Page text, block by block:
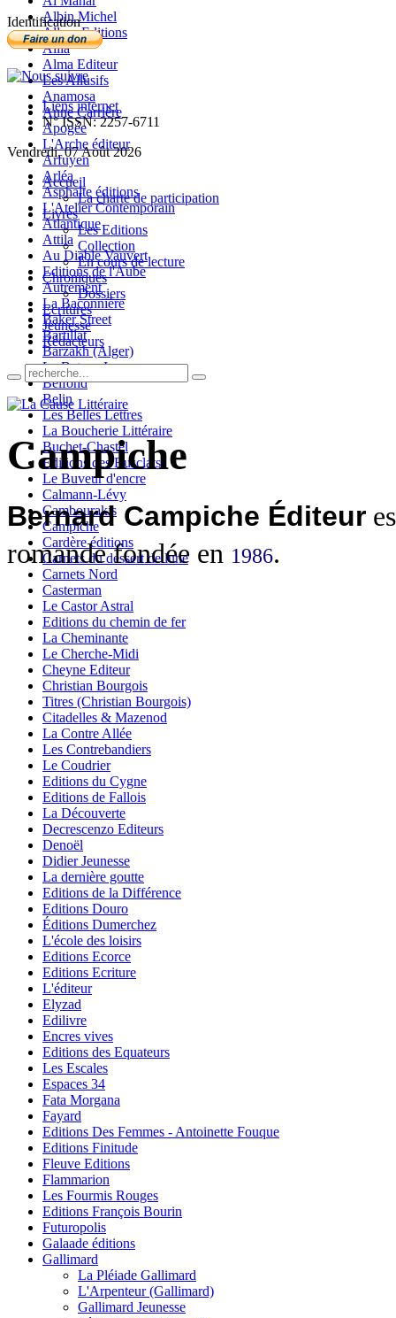
Albin Michel
Allary Editions
Allia
Alma Editeur
Les Allusifs
Anamosa
Anne Carrière
Apogée
L'Arche éditeur
Arfuyen
Arléa
Asphalte éditions
L'Atelier Contemporain
Atlantique
Attila
Au Diable Vauvert
Editions de l'Aube
Autrement
La Baconnière
Baker Street
Bartillat
Barzakh (Alger)
Le Bateau Ivre
Belfond
Belin
Les Belles Lettres
La Boucherie Littéraire
Buchet-Chastel
Editions des Busclats
Le Buveur d'encre
Calmann-Lévy
Cambourakis
Campiche
Cardère éditions
Carnets du dessert de lune
Carnets Nord
Casterman
Le Castor Astral
Editions du chemin de fer
La Cheminante
Le Cherche-Midi
Cheyne Editeur
Christian Bourgois
Titres (Christian Bourgois)
Citadelles & Mazenod
La Contre Allée
Les Contrebandiers
Le Coudrier
Editions du Cygne
Editions de Fallois
La Découverte
Decrescenzo Editeurs
Denoël
Didier Jeunesse
La dernière goutte
Editions de la Différence
Editions Douro
Éditions Dumerchez
L'école des loisirs
Editions Ecorce
Editions Ecriture
L'éditeur
Elyzad
Edilivre
Encres vives
Editions des Equateurs
Les Escales
Espaces 34
Fata Morgana
Fayard
Editions Des Femmes - Antoinette Fouque
Editions Finitude
Fleuve Editions
Flammarion
Les Fourmis Rouges
Editions François Bourin
Futuropolis
Galaade éditions
Gallimard
La Pléiade Gallimard
L'Arpenteur (Gallimard)
Gallimard Jeunesse
Identification
Liens internet
N° ISSN: 2257-6711
Vendredi, 07 Août 2026
Accueil
La charte de participation
Livres
Les Editions
Collection
En cours de lecture
Chroniques
Dossiers
Ecritures
Jeunesse
Rédacteurs
Campiche
Bernard Campiche Éditeur
romande fondée en 1986.